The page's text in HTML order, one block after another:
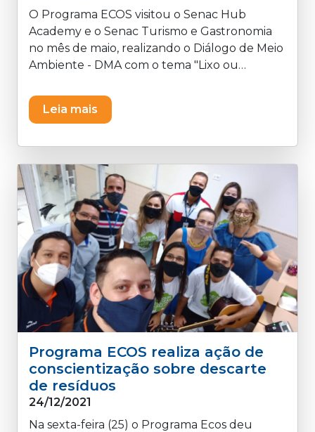
O Programa ECOS visitou o Senac Hub
Academy e o Senac Turismo e Gastronomia
no mês de maio, realizando o Diálogo de Meio
Ambiente - DMA com o tema "Lixo ou
aprendizado, animação e dinâmicas com os
alunos e integrantes, mostrando a todos de
um pouco da sua atenção... ♫♫ ♫♫ que
preservação faz parte da gente ♫♫
Leia mais
Programa ECOS realiza ação de
conscientização sobre descarte
de resíduos
24/12/2021
Na sexta-feira (25) o Programa Ecos deu